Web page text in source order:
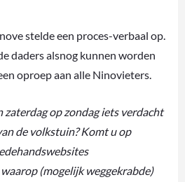
stelde een proces-verbaal op.
daders alsnog kunnen worden
oproep aan alle Ninovieters.
zaterdag op zondag iets verdacht
de volkstuin? Komt u op
(mogelijk weggekrabde)